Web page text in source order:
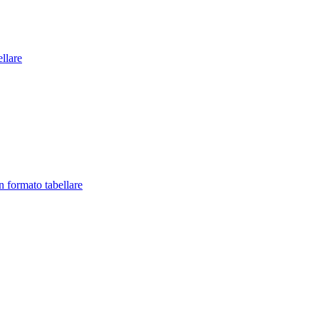
formato tabellare